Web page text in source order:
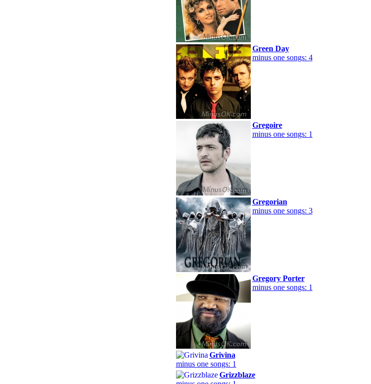
Green Day
minus one songs: 4
Gregoire
minus one songs: 1
Gregorian
minus one songs: 3
Gregory Porter
minus one songs: 1
Grivina
minus one songs: 1
Grizzblaze